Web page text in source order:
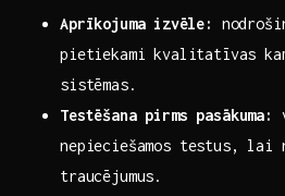
Aprīkojuma⁣ izvēle:
pietiekami kvalitatīvas
sistēmas.
Testēšana pirms pasākuma:
nepieciešamos testus, lai
traucējumus.